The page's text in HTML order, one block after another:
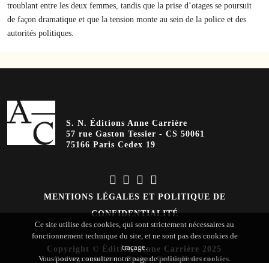
troublant entre les deux femmes, tandis que la prise d’otages se poursuit
de façon dramatique et que la tension monte au sein de la police et des
autorités politiques.
S. N. Éditions Anne Carrière
57 rue Gaston Tessier - CS 50061
75166 Paris Cedex 19
MENTIONS LÉGALES ET POLITIQUE DE
CONFIDENTIALITÉ
Copyright © Éditions Anne Carrière 2025
Coding:verot.net-Design:Cerise Heurteur
Ce site utilise des cookies, qui sont strictement nécessaires au
fonctionnement technique du site, et ne sont pas des cookies de
traçage.
Vous pouvez consulter notre page depolitique des cookies.